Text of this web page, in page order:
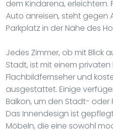
dem Kindarena, erleichtern.
Auto anreisen, steht gegen
Parkplatz in der Nähe des
Jedes Zimmer, ob mit Blick
Stadt, ist mit einem privaten
Flachbildfernseher und
ausgestattet. Einige
Balkon, um den Stadt- oder
Das Innendesign ist
Möbeln, die eine sowohl